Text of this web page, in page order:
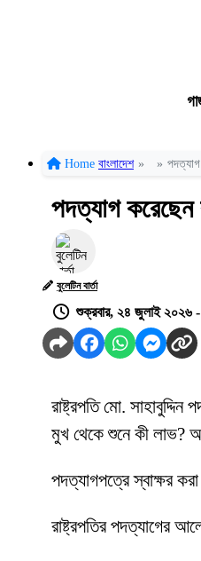
Home বাংলাদেশ » » পদত্যাগ
পদত্যাগ করেছেন
বুলেটিন বার্তা
শুক্রবার, ২৪ জুলাই ২০২৬
রাষ্ট্রপতি মো.
মুখ থেকে শুনে কী
পদত্যাগপত্রে স্বাক্ষর
রাষ্ট্রপতির পদত্যাগের